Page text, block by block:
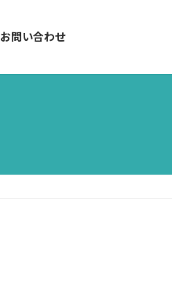
お問い合わせ